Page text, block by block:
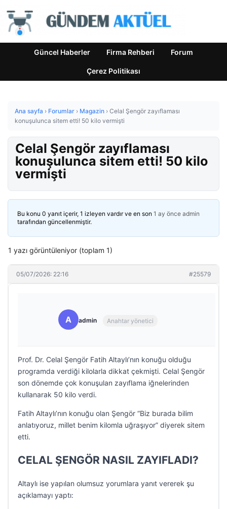
Güncel Haberler Firma Rehberi Forum
Çerez Politikası
Ana sayfa › Forumlar › Magazin › Celal Şengör zayıflaması
konuşulunca sitem etti! 50 kilo vermişti
Celal Şengör zayıflaması
konuşulunca sitem etti! 50 kilo
vermişti
Bu konu 0 yanıt içerir, 1 izleyen vardır ve en son 1 ay önce admin
tarafından güncellenmiştir.
1 yazı görüntüleniyor (toplam 1)
05/07/2026: 22:16 #25579
A admin Anahtar yönetici
Prof. Dr. Celal Şengör Fatih Altaylı’nın konuğu olduğu
programda verdiği kilolarla dikkat çekmişti. Celal Şengör
son dönemde çok konuşulan zayıflama iğnelerinden
kullanarak 50 kilo verdi.
Fatih Altaylı’nın konuğu olan Şengör “Biz burada bilim
anlatıyoruz, millet benim kilomla uğraşıyor” diyerek sitem
etti.
CELAL ŞENGÖR NASIL ZAYIFLADI?
Altaylı ise yapılan olumsuz yorumlara yanıt vererek şu
açıklamayı yaptı: